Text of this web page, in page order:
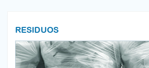
RESIDUOS